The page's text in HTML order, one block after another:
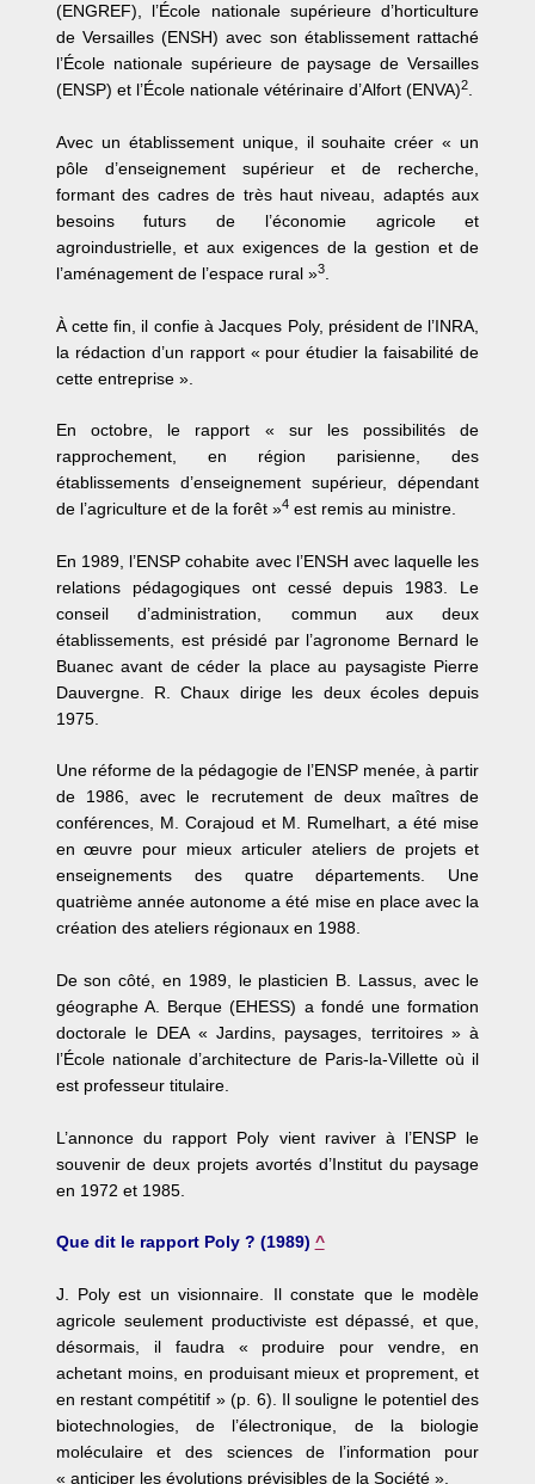
(ENGREF), l’École nationale supérieure d’horticulture
de Versailles (ENSH) avec son établissement rattaché
l’École nationale supérieure de paysage de Versailles
(ENSP) et l’École nationale vétérinaire d’Alfort (ENVA)2.
Avec un établissement unique, il souhaite créer « un
pôle d’enseignement supérieur et de recherche,
formant des cadres de très haut niveau, adaptés aux
besoins futurs de l’économie agricole et
agroindustrielle, et aux exigences de la gestion et de
l’aménagement de l’espace rural »3.
À cette fin, il confie à Jacques Poly, président de l’INRA,
la rédaction d’un rapport « pour étudier la faisabilité de
cette entreprise ».
En octobre, le rapport « sur les possibilités de
rapprochement, en région parisienne, des
établissements d’enseignement supérieur, dépendant
de l’agriculture et de la forêt »4est remis au ministre.
En 1989, l’ENSP cohabite avec l’ENSH avec laquelle les
relations pédagogiques ont cessé depuis 1983. Le
conseil d’administration, commun aux deux
établissements, est présidé par l’agronome Bernard le
Buanec avant de céder la place au paysagiste Pierre
Dauvergne. R. Chaux dirige les deux écoles depuis
1975.
Une réforme de la pédagogie de l’ENSP menée, à partir
de 1986, avec le recrutement de deux maîtres de
conférences, M. Corajoud et M. Rumelhart, a été mise
en œuvre pour mieux articuler ateliers de projets et
enseignements des quatre départements. Une
quatrième année autonome a été mise en place avec la
création des ateliers régionaux en 1988.
De son côté, en 1989, le plasticien B. Lassus, avec le
géographe A. Berque (EHESS) a fondé une formation
doctorale le DEA « Jardins, paysages, territoires » à
l’École nationale d’architecture de Paris-la-Villette où il
est professeur titulaire.
L’annonce du rapport Poly vient raviver à l’ENSP le
souvenir de deux projets avortés d’Institut du paysage
en 1972 et 1985.
Que dit le rapport Poly ? (1989) ^
J. Poly est un visionnaire. Il constate que le modèle
agricole seulement productiviste est dépassé, et que,
désormais, il faudra « produire pour vendre, en
achetant moins, en produisant mieux et proprement, et
en restant compétitif » (p. 6). Il souligne le potentiel des
biotechnologies, de l’électronique, de la biologie
moléculaire et des sciences de l’information pour
« anticiper les évolutions prévisibles de la Société ».